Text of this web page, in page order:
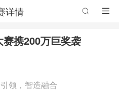
详情
携200万巨奖袭
领，智造融合